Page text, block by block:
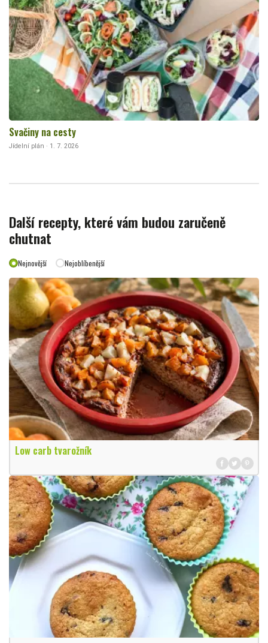
Svačiny na cesty
Jídelní plán · 1. 7. 2026
Další recepty, které vám budou zaručeně
chutnat
Nejnovější Nejoblíbenější
Low carb tvarožník